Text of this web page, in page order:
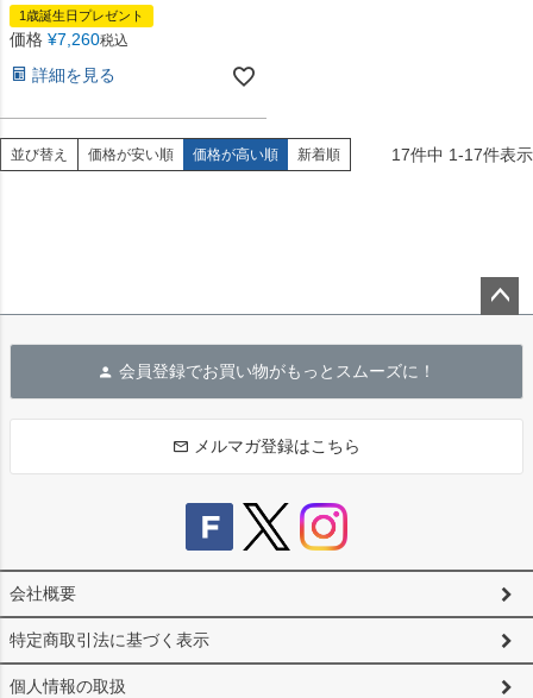
1歳誕生日プレゼント
価格 ¥7,260税込
詳細を見る
並び替え 価格が安い順 価格が高い順 新着順 17件中 1-17件表示
へ
会員登録でお買い物がもっとスムーズに！
メルマガ登録はこちら
会社概要
特定商取引法に基づく表示
個人情報の取扱